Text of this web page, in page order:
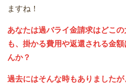
ますね！
あなたは過バライ金請求はどこ
も、掛かる費用や返還される金
んか？
過去にはそんな時もありました